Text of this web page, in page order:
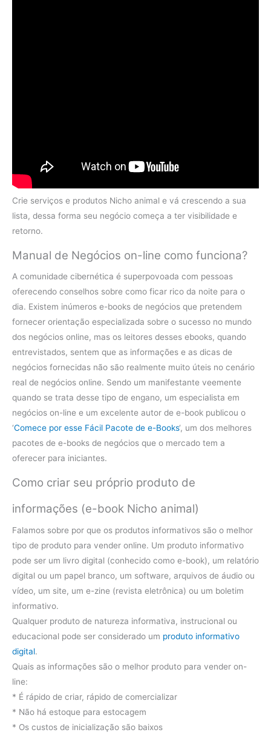
Crie serviços e produtos Nicho animal e vá crescendo a sua
lista, dessa forma seu negócio começa a ter visibilidade e
retorno.
Manual de Negócios on-line como funciona?
A comunidade cibernética é superpovoada com pessoas
oferecendo conselhos sobre como ficar rico da noite para o
dia. Existem inúmeros e-books de negócios que pretendem
fornecer orientação especializada sobre o sucesso no mundo
dos negócios online, mas os leitores desses ebooks, quando
entrevistados, sentem que as informações e as dicas de
negócios fornecidas não são realmente muito úteis no cenário
real de negócios online. Sendo um manifestante veemente
quando se trata desse tipo de engano, um especialista em
negócios on-line e um excelente autor de e-book publicou o
‘Comece por esse Fácil Pacote de e-Books‘, um dos melhores
pacotes de e-books de negócios que o mercado tem a
oferecer para iniciantes.
Como criar seu próprio produto de
informações (e-book Nicho animal)
Falamos sobre por que os produtos informativos são o melhor
tipo de produto para vender online. Um produto informativo
pode ser um livro digital (conhecido como e-book), um relatório
digital ou um papel branco, um software, arquivos de áudio ou
vídeo, um site, um e-zine (revista eletrônica) ou um boletim
informativo.
Qualquer produto de natureza informativa, instrucional ou
educacional pode ser considerado um produto informativo
digital.
Quais as informações são o melhor produto para vender on-
line:
* É rápido de criar, rápido de comercializar
* Não há estoque para estocagem
* Os custos de inicialização são baixos